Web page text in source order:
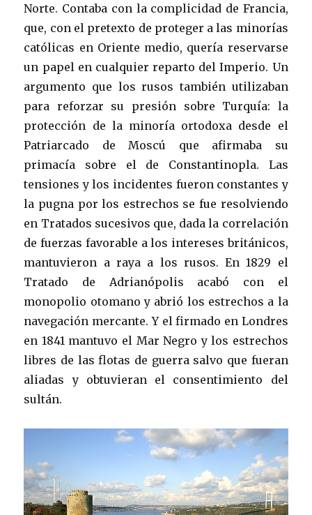
Norte. Contaba con la complicidad de Francia,
que, con el pretexto de proteger a las minorías
católicas en Oriente medio, quería reservarse
un papel en cualquier reparto del Imperio. Un
argumento que los rusos también utilizaban
para reforzar su presión sobre Turquía: la
protección de la minoría ortodoxa desde el
Patriarcado de Moscú que afirmaba su
primacía sobre el de Constantinopla. Las
tensiones y los incidentes fueron constantes y
la pugna por los estrechos se fue resolviendo
en Tratados sucesivos que, dada la correlación
de fuerzas favorable a los intereses británicos,
mantuvieron a raya a los rusos. En 1829 el
Tratado de Adrianópolis acabó con el
monopolio otomano y abrió los estrechos a la
navegación mercante. Y el firmado en Londres
en 1841 mantuvo el Mar Negro y los estrechos
libres de las flotas de guerra salvo que fueran
aliadas y obtuvieran el consentimiento del
sultán.